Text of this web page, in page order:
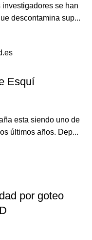
se han
descontamina sup...
Esquí
esta siendo uno de
últimos años. Dep...
por goteo